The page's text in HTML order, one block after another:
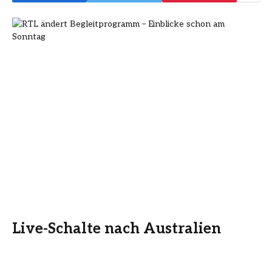
Live-Schalte nach Australien